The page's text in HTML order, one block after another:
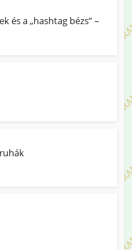
és a „hashtag bézs” –